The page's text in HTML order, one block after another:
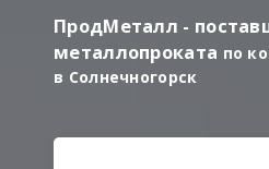
ПродМеталл -
металлопроката по
в Солнечногорск